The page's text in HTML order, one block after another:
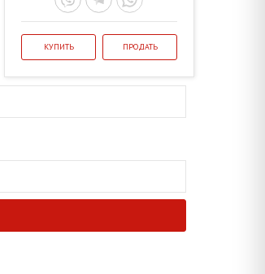
КУПИТЬ ПРОДАТЬ